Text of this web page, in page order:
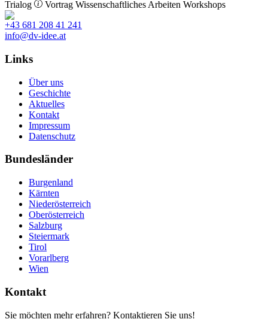
Trialog
Vortrag Wissenschaftliches Arbeiten Workshops
+43 681 208 41 241
info@dv-idee.at
Links
Über uns
Geschichte
Aktuelles
Kontakt
Impressum
Datenschutz
Bundesländer
Burgenland
Kärnten
Niederösterreich
Oberösterreich
Salzburg
Steiermark
Tirol
Vorarlberg
Wien
Kontakt
Sie möchten mehr erfahren? Kontaktieren Sie uns!